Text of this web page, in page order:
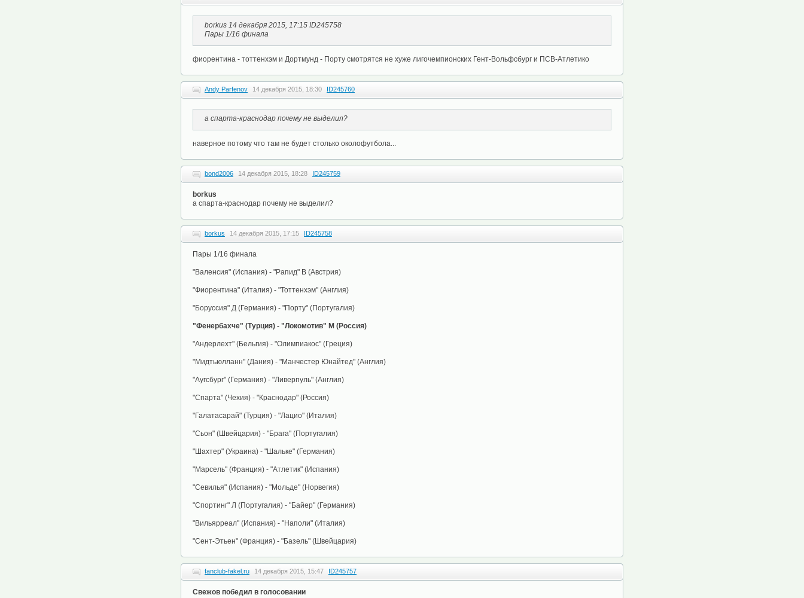
borkus 14 декабря 2015, 17:15 ID245758
Пары 1/16 финала
фиорентина - тоттенхэм и Дортмунд - Порту смотрятся не хуже лигочемпионских Гент-Вольфсбург и ПСВ-Атлетико
Andy Parfenov 14 декабря 2015, 18:30 ID245760
а спарта-краснодар почему не выделил?
наверное потому что там не будет столько околофутбола...
bond2006 14 декабря 2015, 18:28 ID245759
borkus
а спарта-краснодар почему не выделил?
borkus 14 декабря 2015, 17:15 ID245758
Пары 1/16 финала
"Валенсия" (Испания) - "Рапид" В (Австрия)
"Фиорентина" (Италия) - "Тоттенхэм" (Англия)
"Боруссия" Д (Германия) - "Порту" (Португалия)
"Фенербахче" (Турция) - "Локомотив" М (Россия)
"Андерлехт" (Бельгия) - "Олимпиакос" (Греция)
"Мидтьюлланн" (Дания) - "Манчестер Юнайтед" (Англия)
"Аугсбург" (Германия) - "Ливерпуль" (Англия)
"Спарта" (Чехия) - "Краснодар" (Россия)
"Галатасарай" (Турция) - "Лацио" (Италия)
"Сьон" (Швейцария) - "Брага" (Португалия)
"Шахтер" (Украина) - "Шальке" (Германия)
"Марсель" (Франция) - "Атлетик" (Испания)
"Севилья" (Испания) - "Мольде" (Норвегия)
"Спортинг" Л (Португалия) - "Байер" (Германия)
"Вильярреал" (Испания) - "Наполи" (Италия)
"Сент-Этьен" (Франция) - "Базель" (Швейцария)
fanclub-fakel.ru 14 декабря 2015, 15:47 ID245757
Свежов победил в голосовании